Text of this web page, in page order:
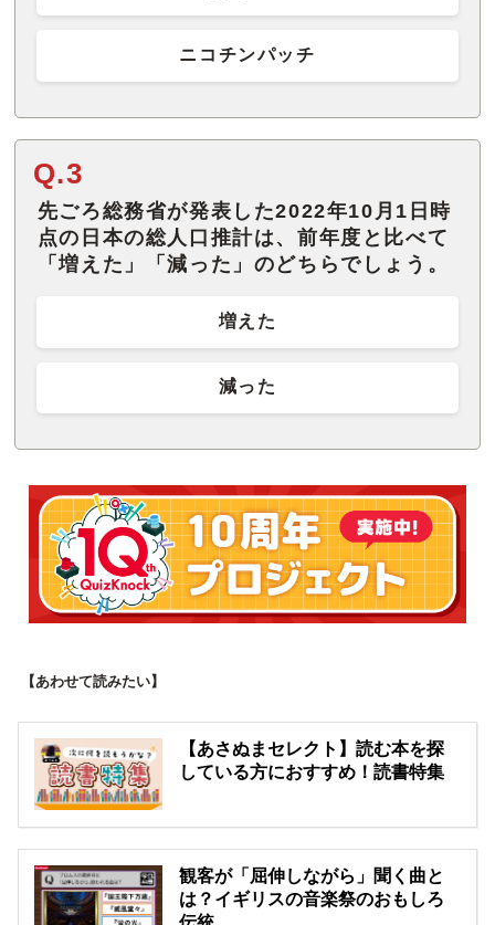
ニコチンパッチ
Q.3
先ごろ総務省が発表した2022年10月1日時
点の日本の総人口推計は、前年度と比べて
「増えた」「減った」のどちらでしょう。
増えた
減った
【あわせて読みたい】
【あさぬまセレクト】読む本を探
している方におすすめ！読書特集
観客が「屈伸しながら」聞く曲と
は？イギリスの音楽祭のおもしろ